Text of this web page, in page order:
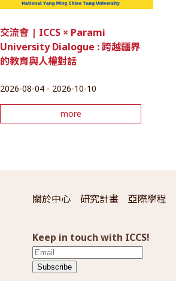
交流會 | ICCS × Parami
University Dialogue : 跨越疆界
的教育與人權對話
2026-08-04 - 2026-10-10
more
關於中心 研究計畫 亞際學程
Keep in touch with ICCS!
Subscribe